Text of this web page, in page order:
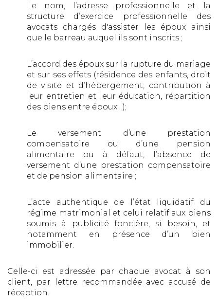
Le nom, l’adresse professionnelle et la
structure d’exercice professionnelle des
avocats chargés d'assister les époux ainsi
que le barreau auquel ils sont inscrits ;
L’accord des époux sur la rupture du mariage
et sur ses effets (résidence des enfants, droit
de visite et d’hébergement, contribution à
leur entretien et leur éducation, répartition
des biens entre époux…);
Le versement d’une prestation
compensatoire ou d’une pension
alimentaire ou à défaut, l’absence de
versement d’une prestation compensatoire
et de pension alimentaire ;
L’acte authentique de l’état liquidatif du
régime matrimonial et celui relatif aux biens
soumis à publicité foncière, si besoin, et
notamment en présence d’un bien
immobilier.
Celle-ci est adressée par chaque avocat à son
client, par lettre recommandée avec accusé de
réception.